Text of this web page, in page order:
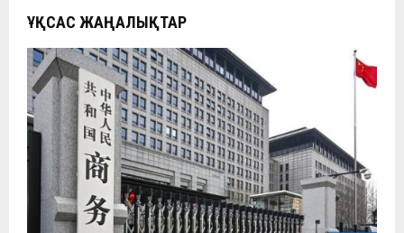
ҰҚСАС ЖАҢАЛЫҚТАР